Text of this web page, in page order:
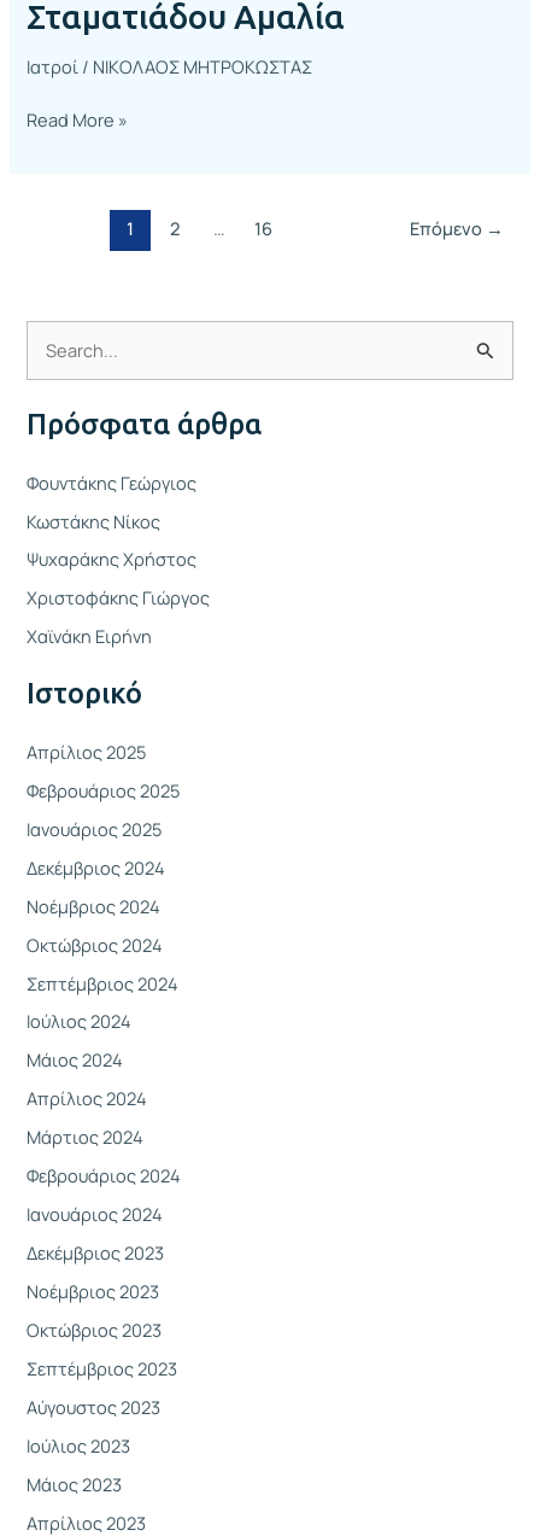
Σταματιάδου Αμαλία
Ιατροί / ΝΙΚΟΛΑΟΣ ΜΗΤΡΟΚΩΣΤΑΣ
Read More »
1 2 … 16 Επόμενο →
α
ή
τ
η
σ
η
ι
Πρόσφατα άρθρα
Φουντάκης Γεώργιος
Κωστάκης Νίκος
Ψυχαράκης Χρήστος
Χριστοφάκης Γιώργος
Χαϊνάκη Ειρήνη
Ιστορικό
Απρίλιος 2025
Φεβρουάριος 2025
Ιανουάριος 2025
Δεκέμβριος 2024
Νοέμβριος 2024
Οκτώβριος 2024
Σεπτέμβριος 2024
Ιούλιος 2024
Μάιος 2024
Απρίλιος 2024
Μάρτιος 2024
Φεβρουάριος 2024
Ιανουάριος 2024
Δεκέμβριος 2023
Νοέμβριος 2023
Οκτώβριος 2023
Σεπτέμβριος 2023
Αύγουστος 2023
Ιούλιος 2023
Μάιος 2023
Απρίλιος 2023